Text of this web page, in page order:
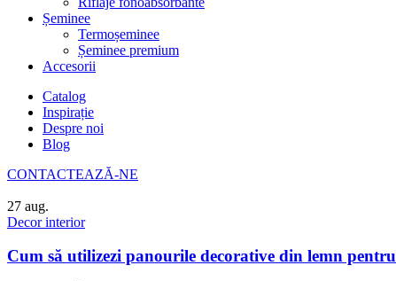
Șeminee
Termoșeminee
Șeminee premium
Accesorii
Catalog
Inspirație
Despre noi
Blog
CONTACTEAZĂ-NE
27 aug.
Decor interior
Cum să utilizezi panourile decorative din lemn